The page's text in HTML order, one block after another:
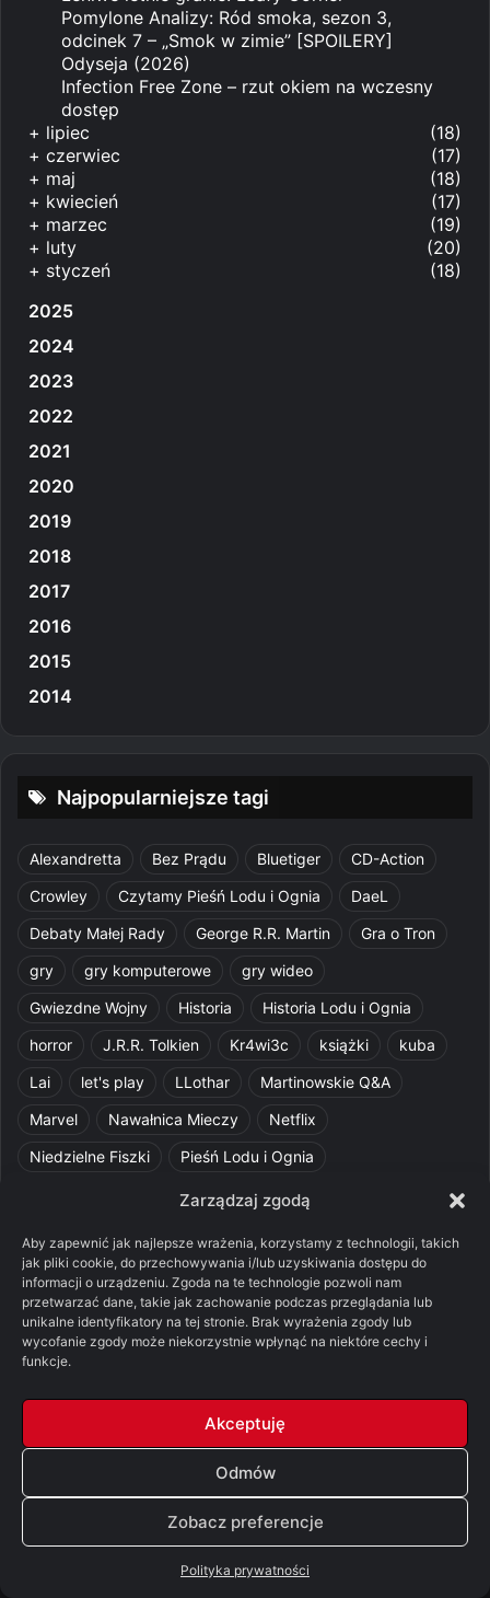
Zarządzaj zgodą
Aby zapewnić jak najlepsze wrażenia, korzystamy z technologii, takich
jak pliki cookie, do przechowywania i/lub uzyskiwania dostępu do
informacji o urządzeniu. Zgoda na te technologie pozwoli nam
przetwarzać dane, takie jak zachowanie podczas przeglądania lub
unikalne identyfikatory na tej stronie. Brak wyrażenia zgody lub
wycofanie zgody może niekorzystnie wpłynąć na niektóre cechy i
funkcje.
Akceptuję
Odmów
Zobacz preferencje
Polityka prywatności
Pomylone Analizy: Ród smoka, sezon 3,
odcinek 7 – „Smok w zimie” [SPOILERY]
Odyseja (2026)
Infection Free Zone – rzut okiem na wczesny
dostęp
+ lipiec
(18)
+ czerwiec
(17)
+ maj
(18)
+ kwiecień
(17)
+ marzec
(19)
+ luty
(20)
+ styczeń
(18)
2025
2024
2023
2022
2021
2020
2019
2018
2017
2016
2015
2014
Najpopularniejsze tagi
Alexandretta Bez Prądu Bluetiger
CD-Action
Crowley
Czytamy Pieśń Lodu i Ognia
DaeL
Debaty Małej Rady
George R.R. Martin
Gra o Tron
gry
gry komputerowe
gry wideo
Gwiezdne Wojny
Historia
Historia Lodu i Ognia
horror
J.R.R. Tolkien Kr4wi3c książki
kuba
Lai
let's play LLothar
Martinowskie Q&A
Marvel
Nawałnica Mieczy
Netflix
Niedzielne Fiszki
Pieśń Lodu i Ognia
Pquelim
Pytania do maesterów
recenzja książki
Ród Smoka Silmarillion
SithFrog
Starcie Królów
Star Wars
Szalone Teorie
Tolkienowskie Q&A
Voo
Wieści z Cytadeli
© Copyright 2026, All Rights Reserved | FSGK.PL
Facebook
X YouTubeDiscord